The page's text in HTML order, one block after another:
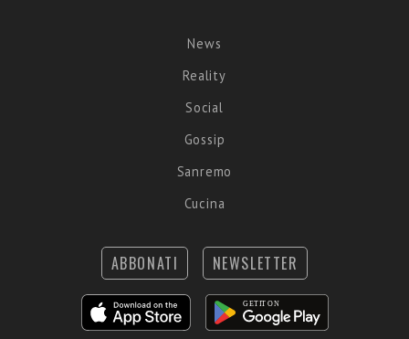
News
Reality
Social
Gossip
Sanremo
Cucina
ABBONATI NEWSLETTER